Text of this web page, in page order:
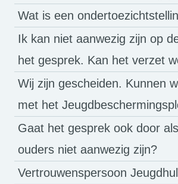
Wat is een
Ik kan niet aanwezig zijn op
het gesprek. Kan het verzet
Wij zijn gescheiden. Kunnen
met het
Gaat het gesprek ook door
ouders niet aanwezig zijn?
Vertrouwenspersoon